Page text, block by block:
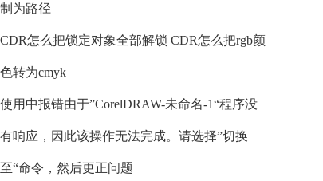
制为路径
CDR怎么把锁定对象全部解锁 CDR怎么把rgb颜
色转为cmyk
使用中报错由于”CorelDRAW-未命名-1“程序没
有响应，因此该操作无法完成。请选择”切换
至“命令，然后更正问题